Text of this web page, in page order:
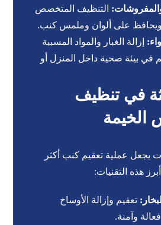
التنظيف المتخصص
ويحافظ على ألوان وملمس كنب.
إزالة الغبار والمواد المسببة
في بيئة صحية داخل المنزل أو
في تنظيف
الخيمة
يجعل عملية تعقيم كنب أكثر
هذه التقنيات:
تعقيم وإزالة الأوساخ
وآمنة.